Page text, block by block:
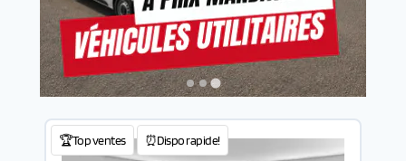
🏆Top ventes ⏰Dispo rapide!